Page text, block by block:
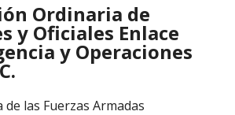
Ordinaria de
y Oficiales Enlace
y Operaciones
de las Fuerzas Armadas